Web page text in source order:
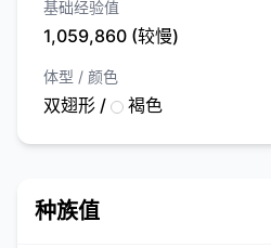
基础经验值
1,059,860 (较慢)
体型 / 颜色
双翅形 / 褐色
种族值